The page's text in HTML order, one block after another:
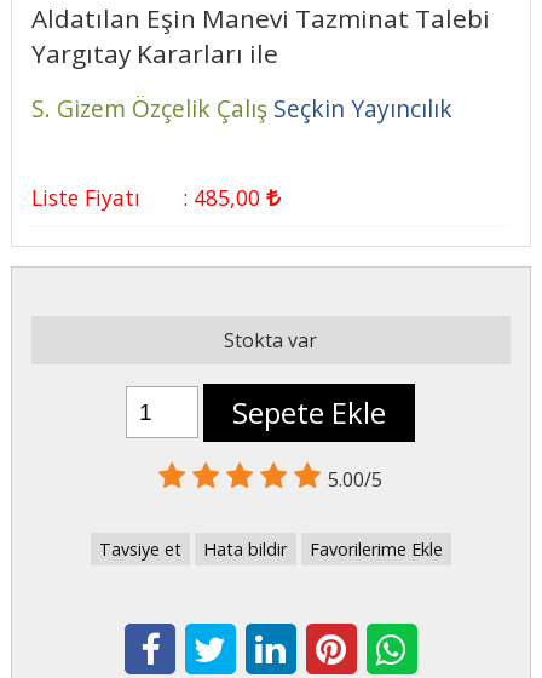
Aldatılan Eşin Manevi Tazminat Talebi
Yargıtay Kararları ile
S. Gizem Özçelik Çalış Seçkin Yayıncılık
Liste Fiyatı : 485,00
Stokta var
Sepete Ekle
5.00/5
Tavsiye et Hata bildir Favorilerime Ekle